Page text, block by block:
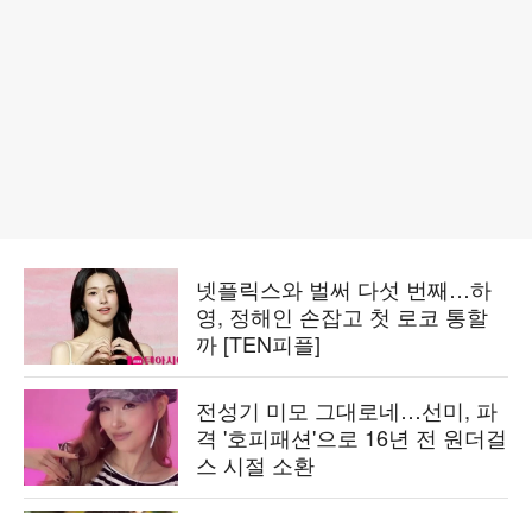
넷플릭스와 벌써 다섯 번째…하
영, 정해인 손잡고 첫 로코 통할
까 [TEN피플]
전성기 미모 그대로네…선미, 파
격 '호피패션'으로 16년 전 원더걸
스 시절 소환